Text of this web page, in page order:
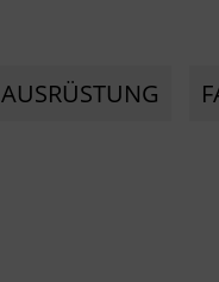
AUSRÜSTUNG